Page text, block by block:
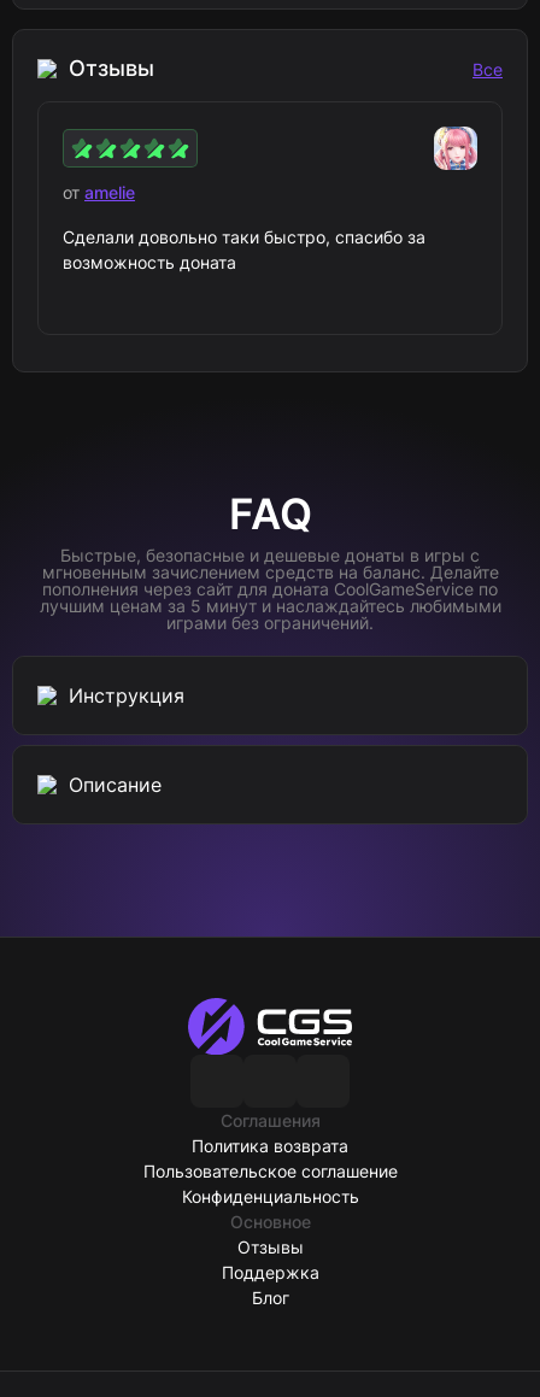
Отзывы Все
от amelie
Сделали довольно таки быстро, спасибо за
возможность доната
FAQ
Быстрые, безопасные и дешевые донаты в игры с
мгновенным зачислением средств на баланс. Делайте
пополнения через сайт для доната CoolGameService по
лучшим ценам за 5 минут и наслаждайтесь любимыми
играми без ограничений.
Инструкция
Описание
Соглашения
Политика возврата
Пользовательское соглашение
Конфиденциальность
Основное
Отзывы
Поддержка
Блог